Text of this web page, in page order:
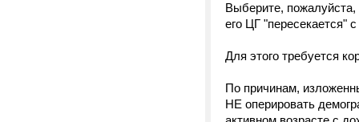
Выберите, пожалуйста,
его ЦГ "пересекается"
Для этого требуется
По причинам,
НЕ оперировать